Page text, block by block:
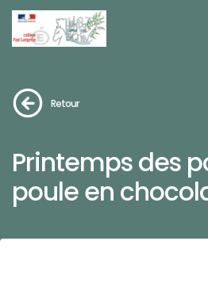
Retour
Printemps des
poule en